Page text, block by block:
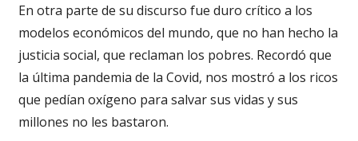
En otra parte de su discurso fue duro crítico a los
modelos económicos del mundo, que no han hecho la
justicia social, que reclaman los pobres. Recordó que
la última pandemia de la Covid, nos mostró a los ricos
que pedían oxígeno para salvar sus vidas y sus
millones no les bastaron.